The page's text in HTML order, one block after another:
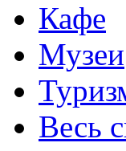
Кафе
Музеи
Весь